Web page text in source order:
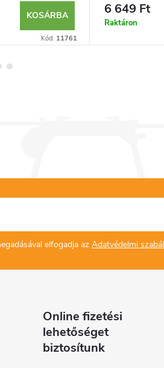
KOSÁRBA
Kód: 11761
6 649 Ft
Raktáron
elfogadja az Adatvédelmi
Online fizetési
lehetőséget
biztosítunk